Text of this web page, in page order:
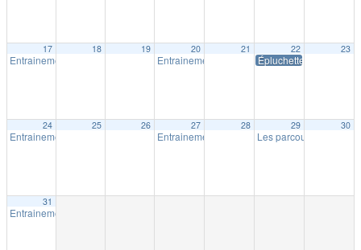
17
Entrainement extérieur à Shawinigan18:30
18 19 20
Entrainement extérieur à Shawinigan
21 22
Épluchette Milpat
23
24
Entrainement extérieur à Shawinigan18:30
25 26 27
Entrainement extérieur à Shawinigan
28 29
Les parcours Milpat
30
31
Entrainement extérieur à Shawinigan